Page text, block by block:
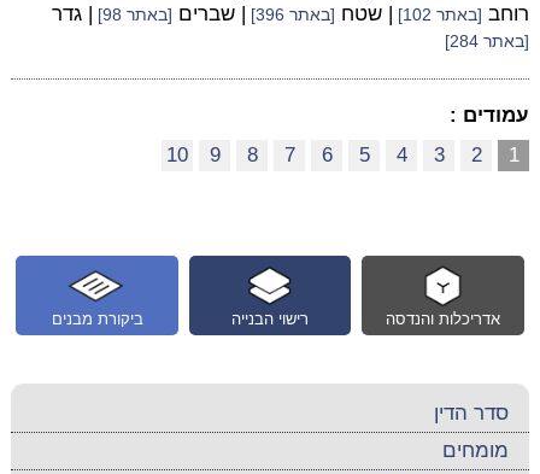
רוחב [באתר 102] | שטח [באתר 396] | שברים [באתר 98] | גדר
[באתר 284]
עמודים :
1
2
3
4
5
6
7
8
9
10
ביקורת מבנים רישוי הבנייה אדריכלות והנדסה
סדר הדין
מומחים